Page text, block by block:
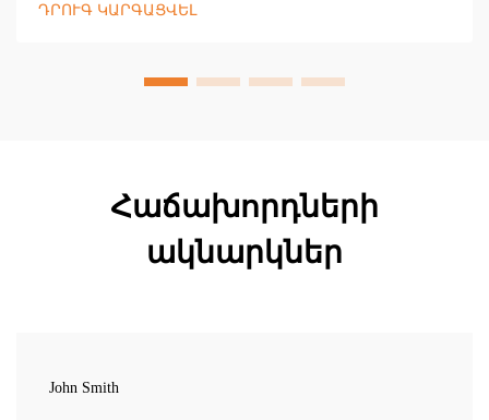
պաշտպանվածությունը՝ օգտագործելով
ԴՐՈՒԳ ԿԱՐԳԱՑՎԵԼ
Հաճախորդների
ակնարկներ
John Smith